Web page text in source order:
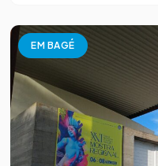
EM BAGÉ